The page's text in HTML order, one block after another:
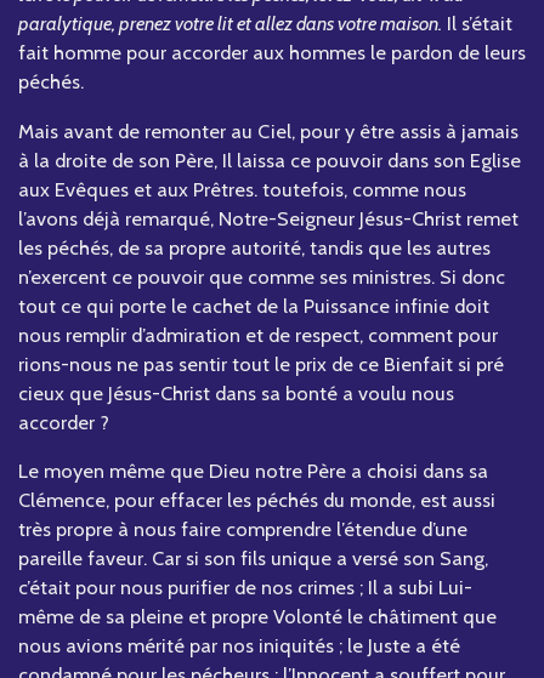
paralytique, prenez votre lit et allez dans votre maison. Il s’était
fait homme pour accorder aux hommes le pardon de leurs
péchés.
Mais avant de remonter au Ciel, pour y être assis à jamais
à la droite de son Père, Il laissa ce pouvoir dans son Eglise
aux Evêques et aux Prêtres. toutefois, comme nous
l’avons déjà remarqué, Notre-Seigneur Jésus-Christ remet
les péchés, de sa propre autorité, tandis que les autres
n’exercent ce pouvoir que comme ses ministres. Si donc
tout ce qui porte le cachet de la Puissance infinie doit
nous remplir d’admiration et de respect, comment pour
rions-nous ne pas sentir tout le prix de ce Bienfait si pré
cieux que Jésus-Christ dans sa bonté a voulu nous
accorder ?
Le moyen même que Dieu notre Père a choisi dans sa
Clémence, pour effacer les péchés du monde, est aussi
très propre à nous faire comprendre l’étendue d’une
pareille faveur. Car si son fils unique a versé son Sang,
c’était pour nous purifier de nos crimes ; Il a subi Lui-
même de sa pleine et propre Volonté le châtiment que
nous avions mérité par nos iniquités ; le Juste a été